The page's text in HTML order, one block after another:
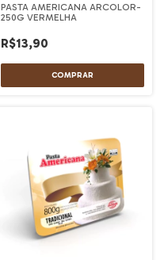
PASTA AMERICANA ARCOLOR-
250G VERMELHA
R$13,90